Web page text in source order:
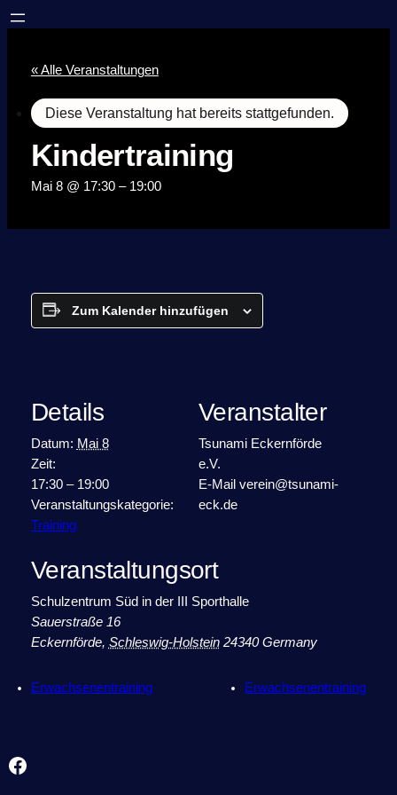
« Alle Veranstaltungen
Diese Veranstaltung hat bereits stattgefunden.
Kindertraining
Mai 8 @ 17:30– 19:00
Zum Kalender hinzufügen
Details
Datum: Mai 8
Zeit:
17:30 – 19:00
Veranstaltungskategorie:
Training
Veranstaltungsort
Schulzentrum Süd in der III Sporthalle
Sauerstraße 16
Eckernförde, Schleswig-Holstein 24340 Germany
Veranstalter
Tsunami Eckernförde
e.V.
E-Mail verein@tsunami-
eck.de
Erwachsenentraining Erwachsenentraining
Facebook